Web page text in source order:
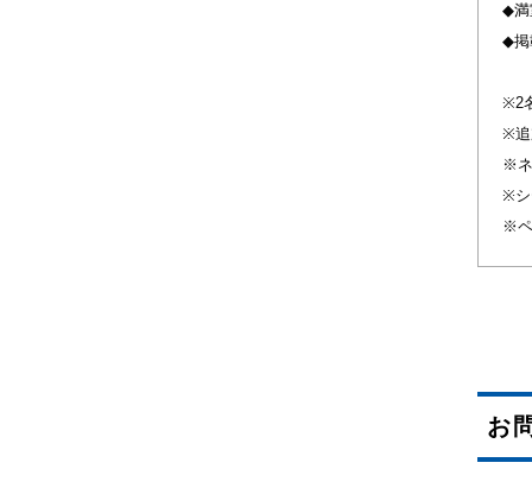
◆満
◆掲
※2
※追
※ネ
※シ
※ペ
お